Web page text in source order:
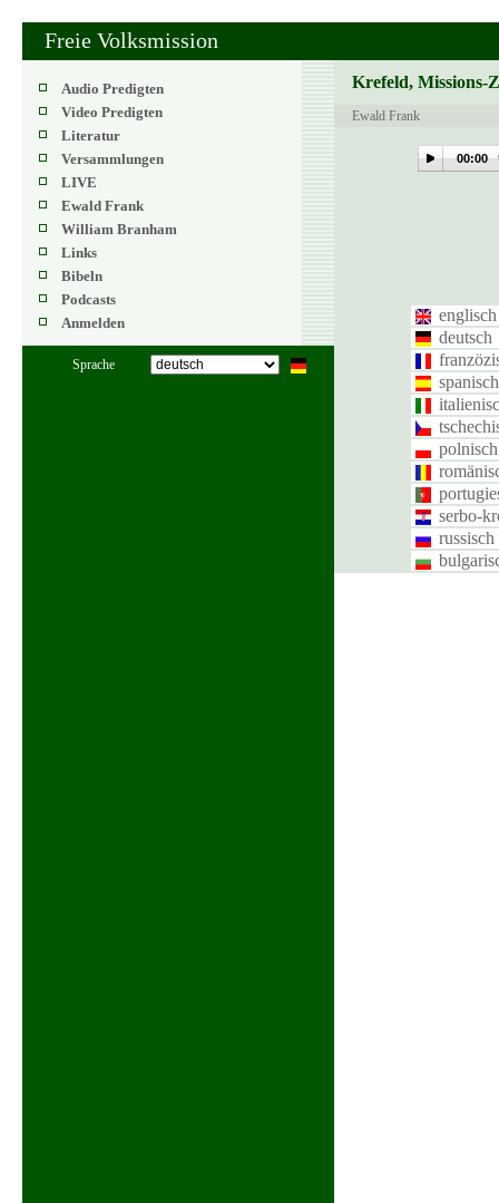
Freie Volksmission
Audio Predigten
Video Predigten
Literatur
Versammlungen
LIVE
Ewald Frank
William Branham
Links
Bibeln
Podcasts
Anmelden
Sprache
Krefeld, Missions-
Ewald Frank
00:00
englisch
deutsch
spanisch
polnisch
serbo-
russisch